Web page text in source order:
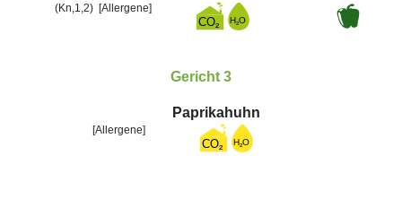
(Kn,1,2) [Allergene]
Gericht 3
Paprikahuhn
[Allergene]